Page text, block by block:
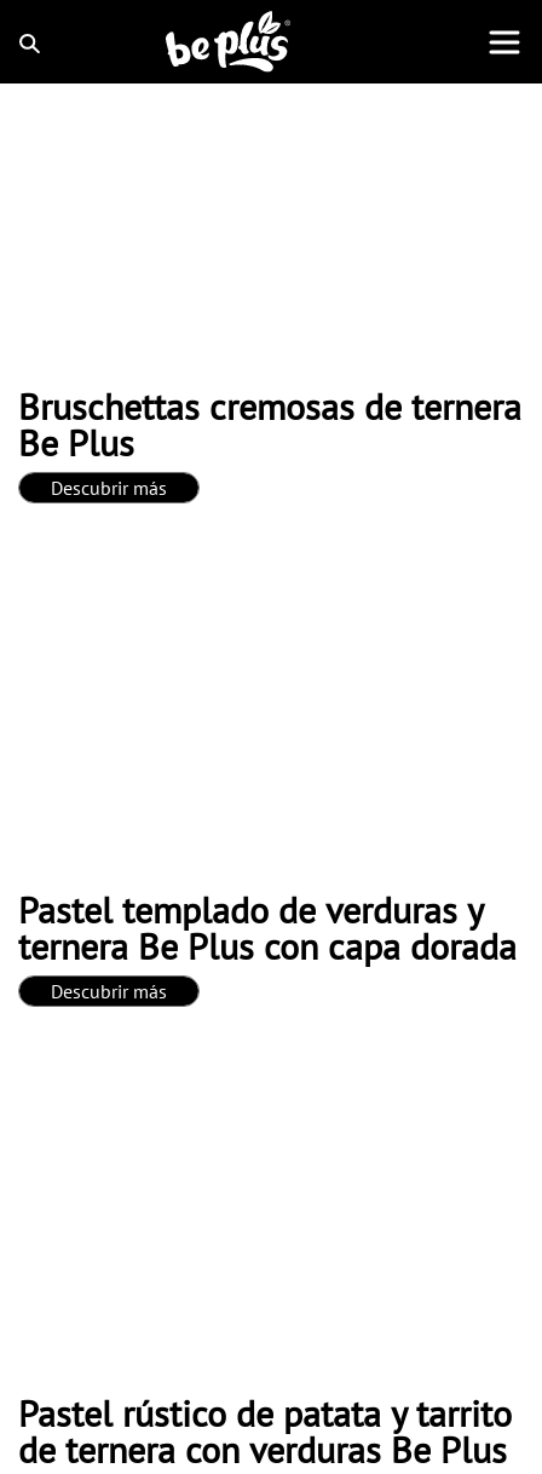
Bruschettas cremosas de ternera
Be Plus
Descubrir más
Pastel templado de verduras y
ternera Be Plus con capa dorada
Descubrir más
Pastel rústico de patata y tarrito
de ternera con verduras Be Plus